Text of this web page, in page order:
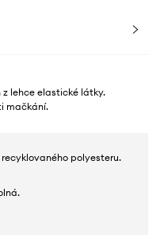
lehce elastické látky.
mačkání.
polyesteru.